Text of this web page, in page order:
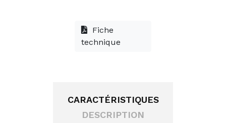
Fiche
technique
CARACTÉRISTIQUES
DESCRIPTION